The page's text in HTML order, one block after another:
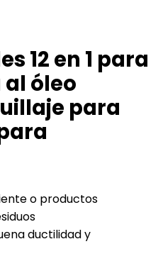
12 en 1 para
óleo
para
o productos
ductilidad y